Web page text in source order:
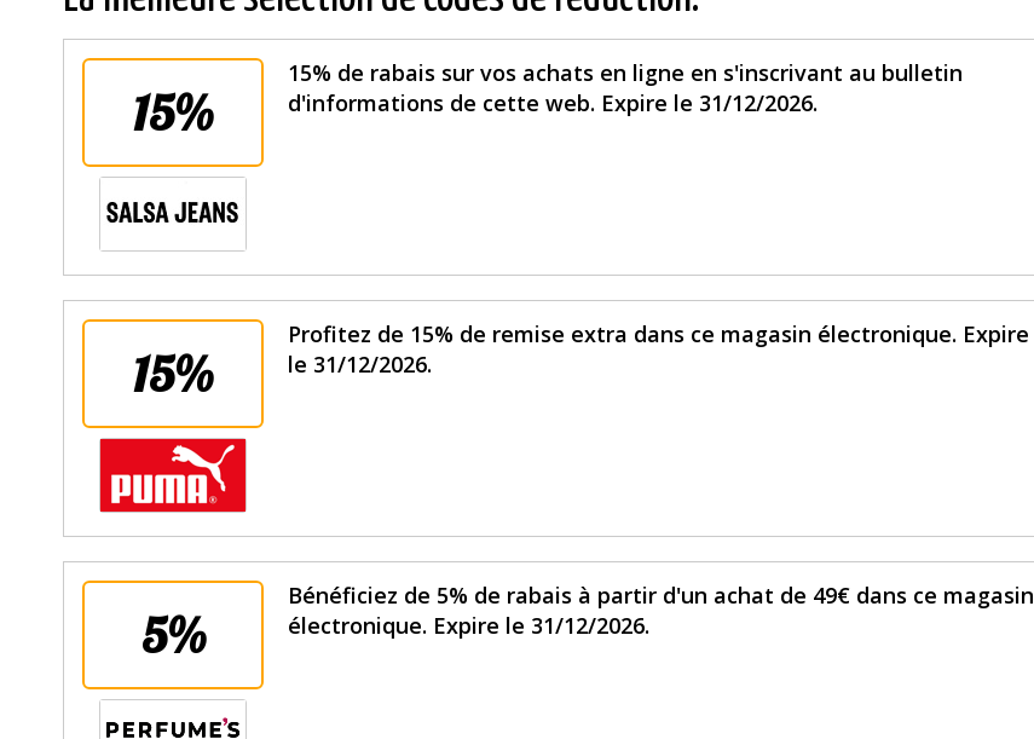
15%
15% de rabais sur vos achats en ligne en s'inscrivant au bulletin
d'informations de cette web. Expire le 31/12/2026.
15%
Profitez de 15% de remise extra dans ce magasin électronique. Expire
le 31/12/2026.
5%
Bénéficiez de 5% de rabais à partir d'un achat de 49€ dans ce magasin
électronique. Expire le 31/12/2026.